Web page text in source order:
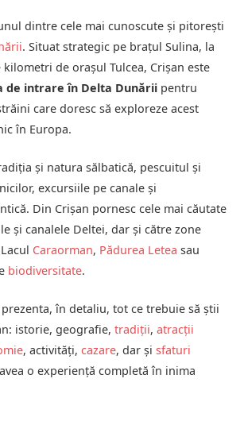
dintre cele mai cunoscute și pitorești
. Situat strategic pe brațul Sulina, la
de orașul Tulcea, Crișan este
de intrare în Delta Dunării pentru
care doresc să exploreze acest
în Europa.
și natura sălbatică, pescuitul și
excursiile pe canale și
Din Crișan pornesc cele mai căutate
și canalele Deltei, dar și către zone
Caraorman, Pădurea Letea sau
biodiversitate.
în detaliu, tot ce trebuie să știi
istorie, geografie, tradiții, atracții
, activități, cazare, dar și sfaturi
o experiență completă în inima